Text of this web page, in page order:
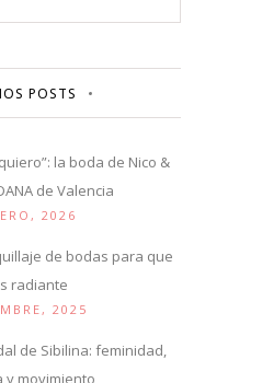
POSTS
la boda de Nico &
de Valencia
2026
de bodas para que
radiante
2025
de Sibilina: feminidad,
y movimiento